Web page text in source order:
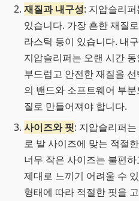
재질과 내구성: 지압슬리
있습니다. 가장 흔한 재질
라스틱 등이 있습니다. 내
지압슬리퍼는 오랜 시간
부드럽고 안전한 재질을
의 밴드와 소프트웨어 부
질로 만들어져야 합니다.
사이즈와 핏: 지압슬리퍼
로 발 사이즈에 맞는 적절
너무 작은 사이즈는 불편
제대로 느끼기 어려울 수
형태에 따라 적절한 핏을